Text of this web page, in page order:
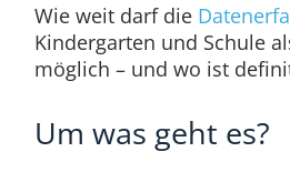
Wie weit darf die
Kindergarten und Schule
möglich – und wo ist
Um was geht es?